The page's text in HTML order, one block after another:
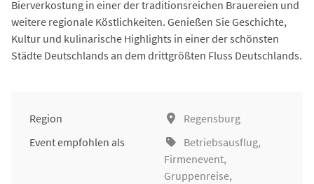
Bierverkostung in einer der traditionsreichen Brauereien und
weitere regionale Köstlichkeiten. Genießen Sie Geschichte,
Kultur und kulinarische Highlights in einer der schönsten
Städte Deutschlands an dem drittgrößten Fluss Deutschlands.
Region
Regensburg
Event empfohlen als
Betriebsausflug,
Firmenevent,
Gruppenreise,